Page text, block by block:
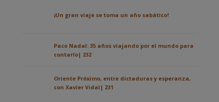
¡Un gran viaje se toma un año sabático!
Paco Nadal: 35 años viajando por el mundo para
contarlo| 232
Oriente Próximo, entre dictaduras y esperanza,
con Xavier Vidal| 231